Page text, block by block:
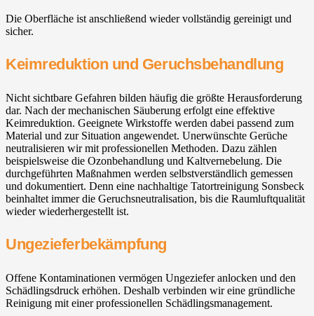
Die Oberfläche ist anschließend wieder vollständig gereinigt und
sicher.
Keimreduktion und Geruchsbehandlung
Nicht sichtbare Gefahren bilden häufig die größte Herausforderung
dar. Nach der mechanischen Säuberung erfolgt eine effektive
Keimreduktion. Geeignete Wirkstoffe werden dabei passend zum
Material und zur Situation angewendet. Unerwünschte Gerüche
neutralisieren wir mit professionellen Methoden. Dazu zählen
beispielsweise die Ozonbehandlung und Kaltvernebelung. Die
durchgeführten Maßnahmen werden selbstverständlich gemessen
und dokumentiert. Denn eine nachhaltige Tatortreinigung Sonsbeck
beinhaltet immer die Geruchsneutralisation, bis die Raumluftqualität
wieder wiederhergestellt ist.
Ungezieferbekämpfung
Offene Kontaminationen vermögen Ungeziefer anlocken und den
Schädlingsdruck erhöhen. Deshalb verbinden wir eine gründliche
Reinigung mit einer professionellen Schädlingsmanagement.